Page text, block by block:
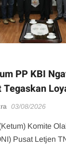
PP KBI
Tegaskan
03/08/2026
Komite
Pusat Letjen